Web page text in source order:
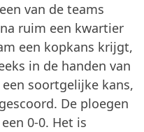
van de teams
ruim een kwartier
een kopkans krijgt,
in de handen van
soortgelijke kans,
De ploegen
0-0. Het is